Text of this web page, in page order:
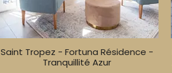
Saint Tropez - Fortuna Résidence -
Tranquillité Azur